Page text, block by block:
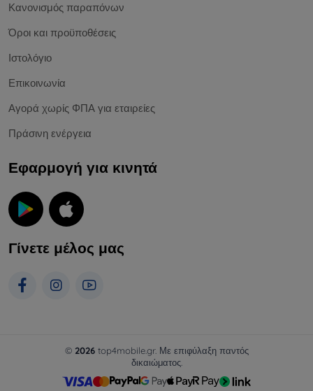
Κανονισμός παραπόνων
Όροι και προϋποθέσεις
Ιστολόγιο
Επικοινωνία
Αγορά χωρίς ΦΠΑ για εταιρείες
Πράσινη ενέργεια
Εφαρμογή για κινητά
Γίνετε μέλος μας
© 2026top4mobile.gr. Με επιφύλαξη παντός
δικαιώματος.